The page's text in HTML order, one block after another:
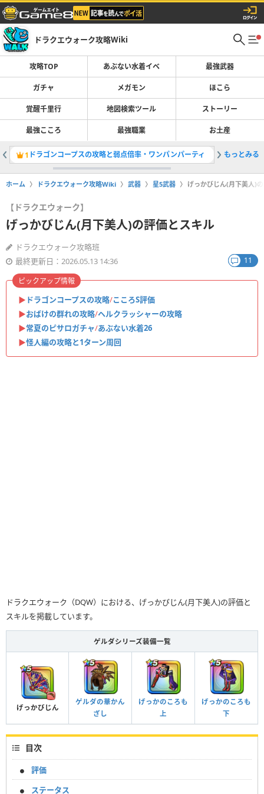
ドラクエウォーク攻略Wiki
攻略TOP あぶない水着イベ 最強武器
ガチャ メガモン ほこら
覚醒千里行 地図検索ツール ストーリー
最強こころ 最強職業 お土産
1 ドラゴンコープスの攻略と弱点倍率・ワンパンパーティ 2錬金百
もっとみる
ホーム ドラクエウォーク攻略Wiki 武器 星5武器 げっかびじん(月下美人)
【ドラクエウォーク】
げっかびじん(月下美人)の評価とスキル
ドラクエウォーク攻略班
最終更新日：2026.05.13 14:36
11
▶︎ ドラゴンコープスの攻略/こころS評価
▶︎おばけの群れの攻略/ヘルクラッシャーの攻略
▶︎常夏のピサロガチャ/あぶない水着26
▶︎怪人編の攻略と1ターン周回
ピックアップ情報
ドラクエウォーク（DQW）における、げっかびじん(月下美人)の評価と
スキルを掲載しています。
ゲルダシリーズ装備一覧
げっかびじん
ゲルダの華かん
ざし
げっかのころも
上
げっかのころも
下
目次
評価
ステータス